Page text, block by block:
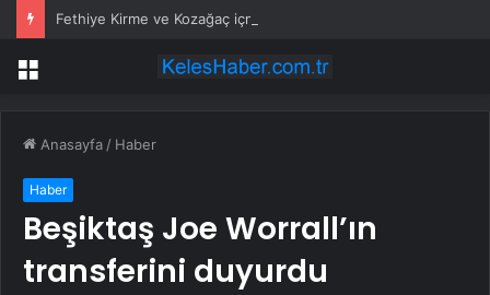
Fethiye Kirme ve Kozağaç içme suyu hatları yenileniyor
Menü
Anasayfa / Haber
Haber
Beşiktaş Joe Worrall’ın
transferini duyurdu